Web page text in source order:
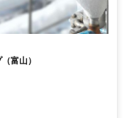
富山）